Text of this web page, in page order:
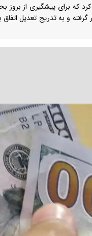
که برای پیشگیری از بروز
گرفته و به تدریج تعدیل